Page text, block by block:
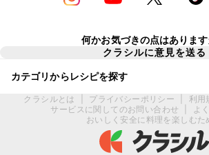
何かお気づきの点はあります
クラシルに意見を送る
カテゴリからレシピを探す
クラシルとは プライバシーポリシー 利用
サービスに関してのお問い合わせ
よ
おいしく安全に料理を楽しむた